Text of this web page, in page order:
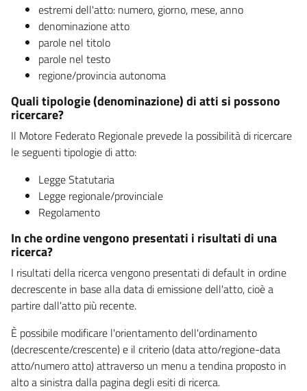
estremi dell'atto: numero, giorno, mese, anno
denominazione atto
parole nel titolo
parole nel testo
regione/provincia autonoma
Quali tipologie (denominazione) di atti si possono
ricercare?
Il Motore Federato Regionale prevede la possibilità di ricercare
le seguenti tipologie di atto:
Legge Statutaria
Legge regionale/provinciale
Regolamento
In che ordine vengono presentati i risultati di una
ricerca?
I risultati della ricerca vengono presentati di default in ordine
decrescente in base alla data di emissione dell'atto, cioè a
partire dall'atto più recente.
È possibile modificare l'orientamento dell'ordinamento
(decrescente/crescente) e il criterio (data atto/regione-data
atto/numero atto) attraverso un menu a tendina proposto in
alto a sinistra dalla pagina degli esiti di ricerca.